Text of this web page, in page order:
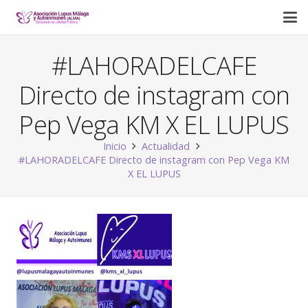
#LAHORADELCAFE
Directo de instagram con
Pep Vega KM X EL LUPUS
Inicio
Actualidad
#LAHORADELCAFE Directo de instagram con Pep Vega KM
X EL LUPUS